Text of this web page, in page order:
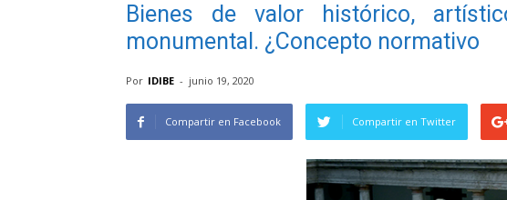
Bienes de valor histórico,
monumental. ¿Concepto normativo
Por IDIBE - junio 19, 2020
Compartir en Facebook Compartir en Twitter